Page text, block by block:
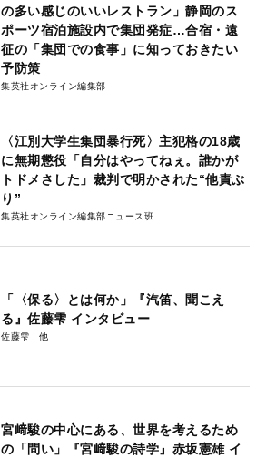
の多い感じのいいレストラン」静岡のス
ポーツ宿泊施設内で集団発症…合宿・遠
征の「集団での食事」に知っておきたい
予防策
集英社オンライン編集部
〈江別大学生集団暴行死〉主犯格の18歳
に無期懲役「自分はやってねぇ。誰かが
トドメさした」裁判で明かされた“他責ぶ
り”
集英社オンライン編集部ニュース班
「〈保る〉とは何か」『汽笛、聞こえ
る』佐藤雫 インタビュー
佐藤雫
宮﨑駿の中心にある、世界を考えるため
の「問い」『宮﨑駿の詩学』赤坂憲雄 イ